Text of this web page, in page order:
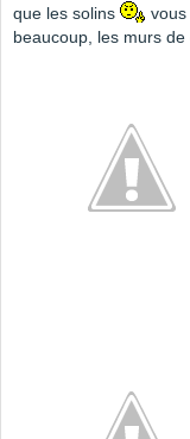
que les solins
beaucoup, les murs